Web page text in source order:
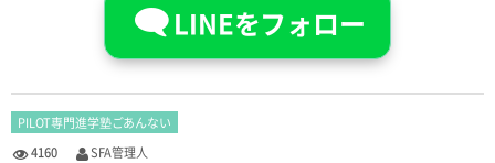
LINEをフォロー
PILOT専門進学塾ごあんない
4160
SFA管理人